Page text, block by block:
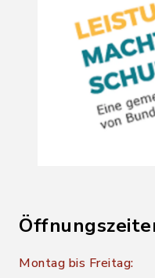
Montag bis Freitag: